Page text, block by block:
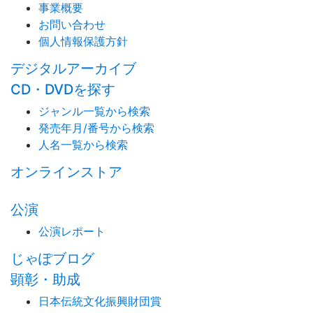
事業概要
お問い合わせ
個人情報保護方針
デジタルアーカイブ
CD・DVDを探す
ジャンル一覧から検索
発売年月/番号から検索
人名一覧から検索
オンラインストア
公演
公演レポート
じゃぽブログ
顕彰・助成
日本伝統文化振興財団賞